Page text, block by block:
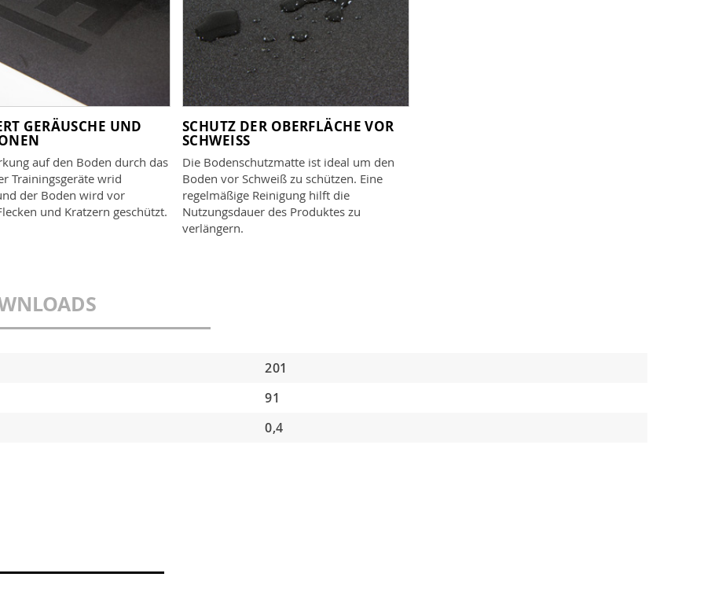
GERÄUSCHE UND
auf den Boden durch das
Trainingsgeräte wrid
der Boden wird vor
und Kratzern geschützt.
SCHUTZ DER OBERFLÄCHE VOR
SCHWEISS
Die Bodenschutzmatte ist ideal um den
Boden vor Schweiß zu schützen. Eine
regelmäßige Reinigung hilft die
Nutzungsdauer des Produktes zu
verlängern.
201
91
0,4